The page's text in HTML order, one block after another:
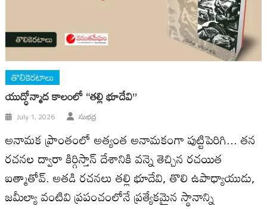
తొలికెరటాలు
యుద్ధోన్మాద కాలంలో “తల్లి భూదేవి”
July 1, 2026 సుభద్ర
అనామక ప్రాంతంలో అత్యంత అనామకంగా పుట్టిపెరిగి... తన
రచనల ద్వారా కిర్గిస్తాన్ దేశానికి వన్నె తెచ్చిన రచయిత
ఐత్మాతోవ్. అతడి రచనలు తల్లి భూదేవి, తొలి ఉపాధ్యాయుడు,
జమీల్యా వంటివి ప్రపంచంలోనే ప్రత్యేకమైన స్థానాన్ని